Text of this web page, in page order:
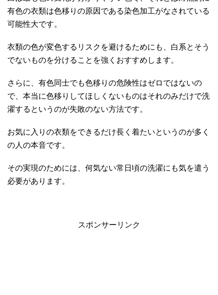
有色の衣類は色移りの原因である染色加工がなされている
可能性大です。
衣類の色が変色するリスクを避けるためにも、白系とそう
でないものを分けることを強くおすすめします。
さらに、有色同士でも色移りの危険性はゼロではないの
で、本当に色移りしてほしくないものはそれのみだけで洗
濯するというのが失敗のない方法です。
お気に入りの衣類をできるだけ長く着たいというのが多く
の人の本音です。
その実現のためには、何気ない常日頃の洗濯にも気を遣う
必要があります。
スポンサーリンク